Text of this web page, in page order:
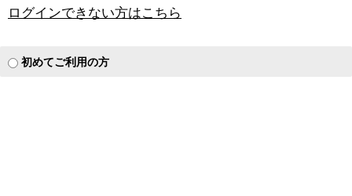
ログインできない方はこちら
初めてご利用の方